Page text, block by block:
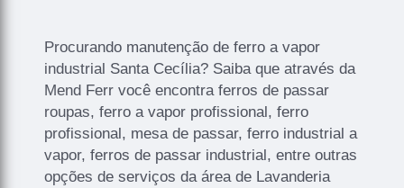
Procurando manutenção de ferro a vapor
industrial Santa Cecília? Saiba que através da
Mend Ferr você encontra ferros de passar
roupas, ferro a vapor profissional, ferro
profissional, mesa de passar, ferro industrial a
vapor, ferros de passar industrial, entre outras
opções de serviços da área de Lavanderia